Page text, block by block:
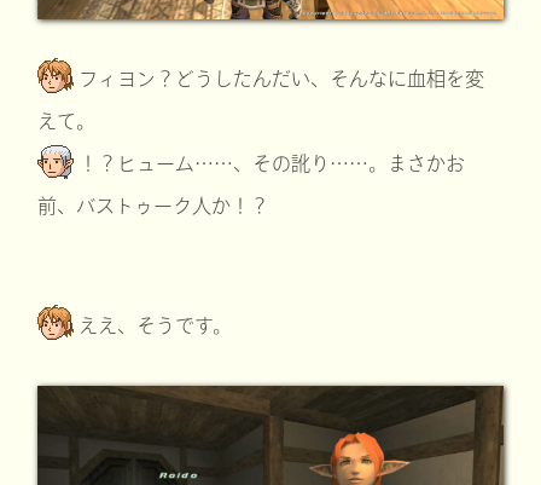
フィヨン？どうしたんだい、そんなに血相を変
えて。
！？ヒューム……、その訛り……。まさかお
前、バストゥーク人か！？
ええ、そうです。